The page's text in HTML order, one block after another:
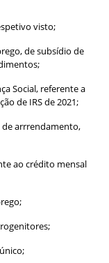
visto;
de subsídio de
Social, referente a
de IRS de 2021;
de arrrendamento,
ao crédito mensal